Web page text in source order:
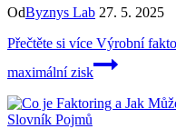
OdByznys Lab 27. 5. 2025
Přečtěte si více Výrobní
maximální zisk
Slovník Pojmů